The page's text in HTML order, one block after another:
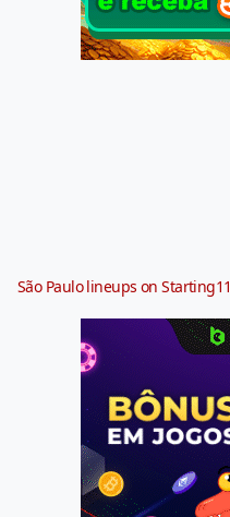
São Paulo lineups on Starting11